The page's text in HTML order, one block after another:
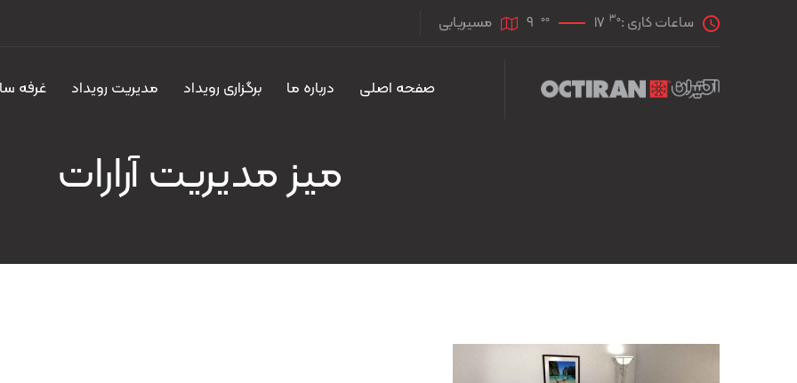
ساعات کاری : 17 30
9 00 مسیریابی
صفحه اصلی درباره ما برگزاری رویداد مدیریت رویداد غرفه
میز مدیریت آرارات